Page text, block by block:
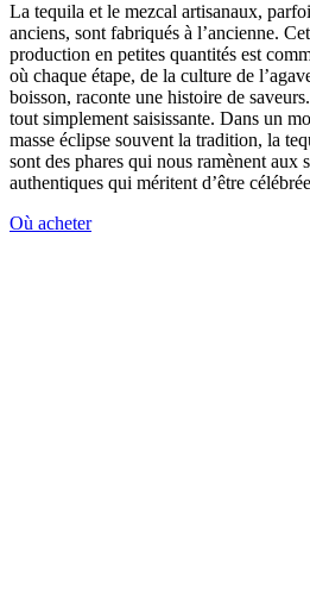
La tequila et le mezcal artisanaux,
anciens, sont fabriqués à l’ancienne.
production en petites quantités est
où chaque étape, de la culture de
boisson, raconte une histoire de
tout simplement saisissante. Dans un
masse éclipse souvent la tradition, la
sont des phares qui nous ramènent aux
authentiques qui méritent d’être
Où acheter